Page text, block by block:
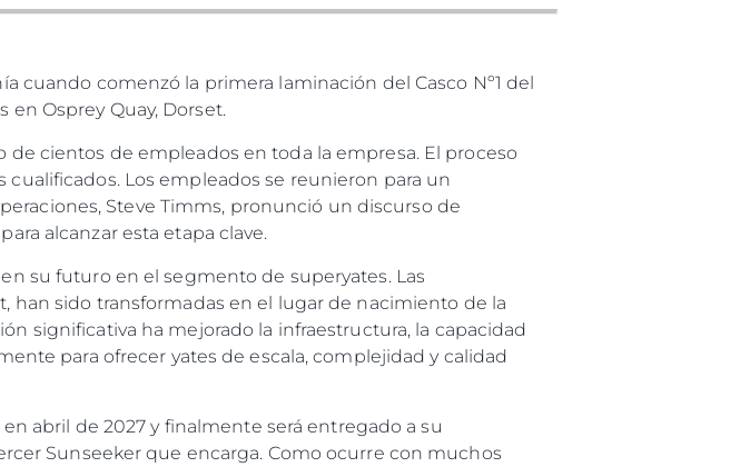
cuando comenzó la primera laminación del Casco Nº1 del
Osprey Quay, Dorset.
cientos de empleados en toda la empresa. El proceso
Los empleados se reunieron para un
Steve Timms, pronunció un discurso de
alcanzar esta etapa clave.
su futuro en el segmento de superyates. Las
han sido transformadas en el lugar de nacimiento de la
significativa ha mejorado la infraestructura, la capacidad
para ofrecer yates de escala, complejidad y calidad
en abril de 2027 y finalmente será entregado a su
Sunseeker que encarga. Como ocurre con muchos
CONTRA
¿Quiénes Somos?
Noticias
Eventos
Historia
Valore Su Embarcación